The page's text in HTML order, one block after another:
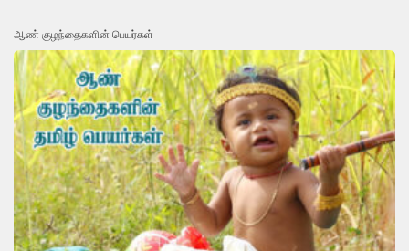
ஆண் குழந்தைகளின் பெயர்கள்